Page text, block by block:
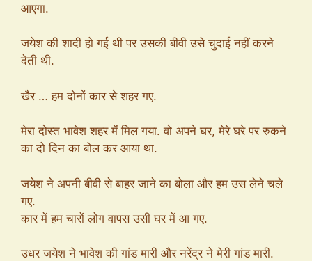
आएगा.
जयेश की शादी हो गई थी पर उसकी बीवी उसे चुदाई नहीं करने
देती थी.
खैर … हम दोनों कार से शहर गए.
मेरा दोस्त भावेश शहर में मिल गया. वो अपने घर, मेरे घरे पर रुकने
का दो दिन का बोल कर आया था.
जयेश ने अपनी बीवी से बाहर जाने का बोला और हम उस लेने चले
गए.
कार में हम चारों लोग वापस उसी घर में आ गए.
उधर जयेश ने भावेश की गांड मारी और नरेंद्र ने मेरी गांड मारी.